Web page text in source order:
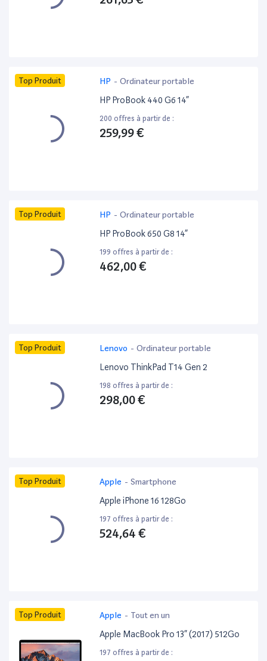
Top Produit HP - Ordinateur portable
HP ProBook 440 G6 14”
200 offres à partir de :
259,99 €
Top Produit HP - Ordinateur portable
HP ProBook 650 G8 14”
199 offres à partir de :
462,00 €
Top Produit Lenovo - Ordinateur portable
Lenovo ThinkPad T14 Gen 2
198 offres à partir de :
298,00 €
Top Produit Apple - Smartphone
Apple iPhone 16 128Go
197 offres à partir de :
524,64 €
Top Produit Apple - Tout en un
Apple MacBook Pro 13” (2017) 512Go
197 offres à partir de :